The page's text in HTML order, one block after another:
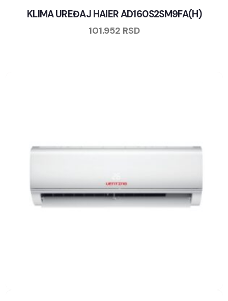
KLIMA UREĐAJ HAIER AD160S2SM9FA(H)
101.952 RSD